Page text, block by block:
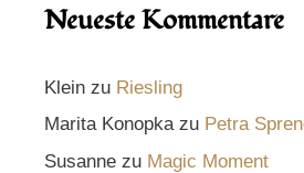
Neueste Kommentare
Klein zu Riesling
Marita Konopkazu Petra
Susanne zu Magic Moment